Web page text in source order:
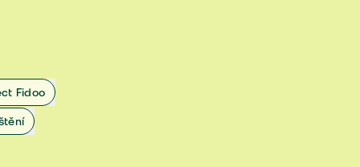
do 31.10.2022
do 8.7.2020
do 31.10.2019
Fidoo